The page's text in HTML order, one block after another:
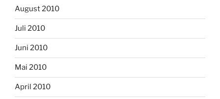
August 2010
Juli 2010
Juni 2010
Mai 2010
April 2010